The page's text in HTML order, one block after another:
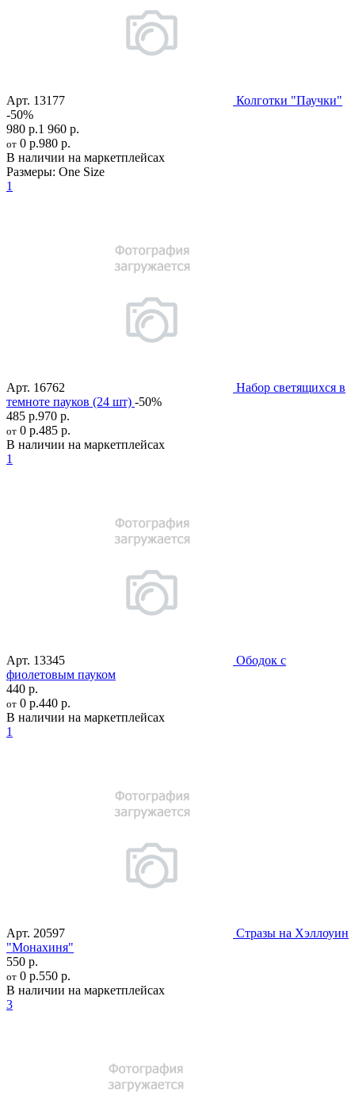
Арт. 13177
Колготки "Паучки"
-50%
980 р.1 960 р.
от 0 р.980 р.
В наличии на маркетплейсах
Размеры: One Size
1
Арт. 16762
Набор светящихся в
темноте пауков (24 шт) -50%
485 р.970 р.
от 0 р.485 р.
В наличии на маркетплейсах
1
Арт. 13345
Ободок с
фиолетовым пауком
440 р.
от 0 р.440 р.
В наличии на маркетплейсах
1
Арт. 20597
Стразы на Хэллоуин
"Монахиня"
550 р.
от 0 р.550 р.
В наличии на маркетплейсах
3